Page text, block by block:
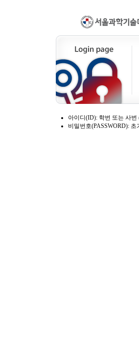
아이디(ID): 학번 또는 사번
비밀번호(PASSWORD):